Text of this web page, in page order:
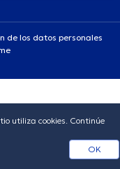
de los datos personales
utiliza cookies. Continúe
OK